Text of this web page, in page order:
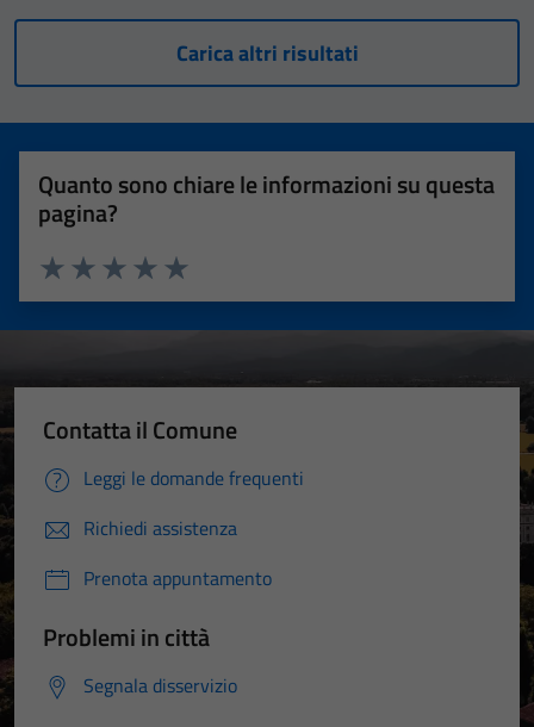
Carica altri risultati
Quanto sono chiare le informazioni su questa
pagina?
Valuta 5 stelle su 5
Valuta 4 stelle su 5
Valuta 3 stelle su 5
Valuta 2 stelle su 5
Valuta 1 stelle su 5
Contatta il Comune
Leggi le domande frequenti
Richiedi assistenza
Prenota appuntamento
Problemi in città
Segnala disservizio